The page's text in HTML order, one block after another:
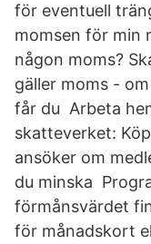
för eventuell
momsen för min
någon moms?
gäller moms -
får du Arbeta
skatteverket:
ansöker om
du minska
förmånsvärdet
för månadskort